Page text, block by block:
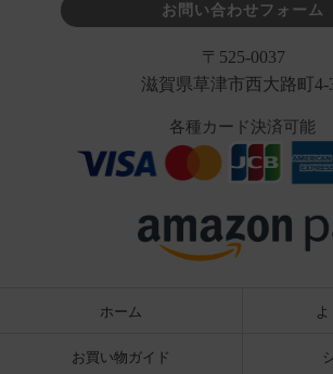
お問い合わせフォーム
〒525-0037
滋賀県草津市西大路町4-
各種カード決済可能
ホーム
お買い物ガイド